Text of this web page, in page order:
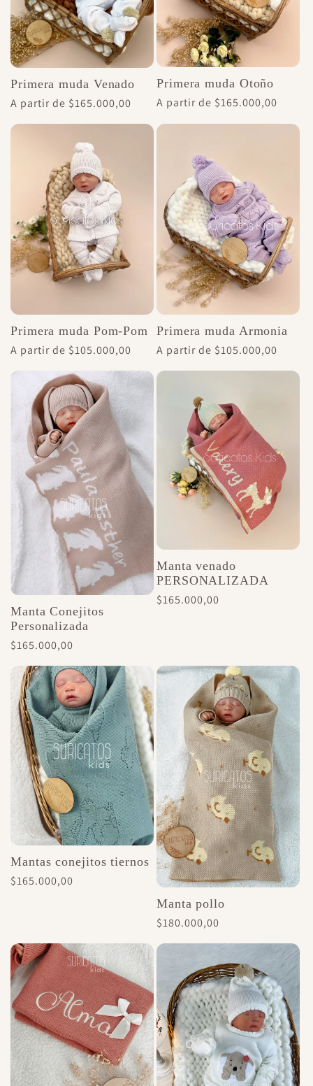
Primera muda Venado
Precio
A partir de $165.000,00
Primera muda Otoño
Precio
A partir de $165.000,00
Primera muda Pom-Pom
Precio
A partir de $105.000,00
Primera muda Armonia
Precio
A partir de $105.000,00
Manta Conejitos
Personalizada
Precio
habitual
$165.000,00
Manta venado
PERSONALIZADA
Precio
$165.000,00
Mantas conejitos tiernos
Precio
$165.000,00
Manta pollo
Precio
$180.000,00